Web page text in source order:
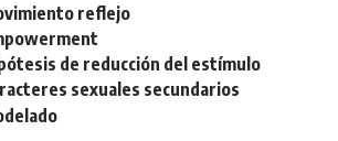
reflejo
de reducción del estímulo
sexuales secundarios